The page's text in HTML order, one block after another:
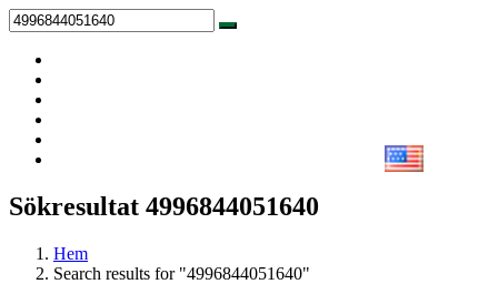
Sökresultat 4996844051640
Hem
Search results for "4996844051640"